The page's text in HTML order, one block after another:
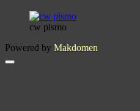
cw pismo
Powered by Makdomen